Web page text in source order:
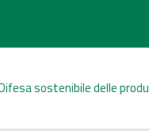
sostenibile delle